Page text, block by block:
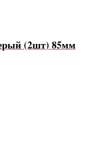
(2шт) 85мм